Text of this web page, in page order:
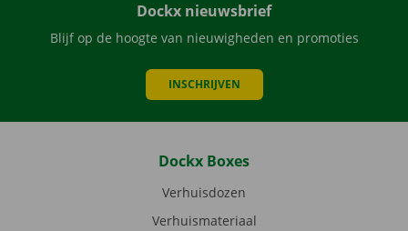
Dockx nieuwsbrief
Blijf op de hoogte van nieuwigheden en promoties
INSCHRIJVEN
Dockx Boxes
Verhuisdozen
Verhuismateriaal